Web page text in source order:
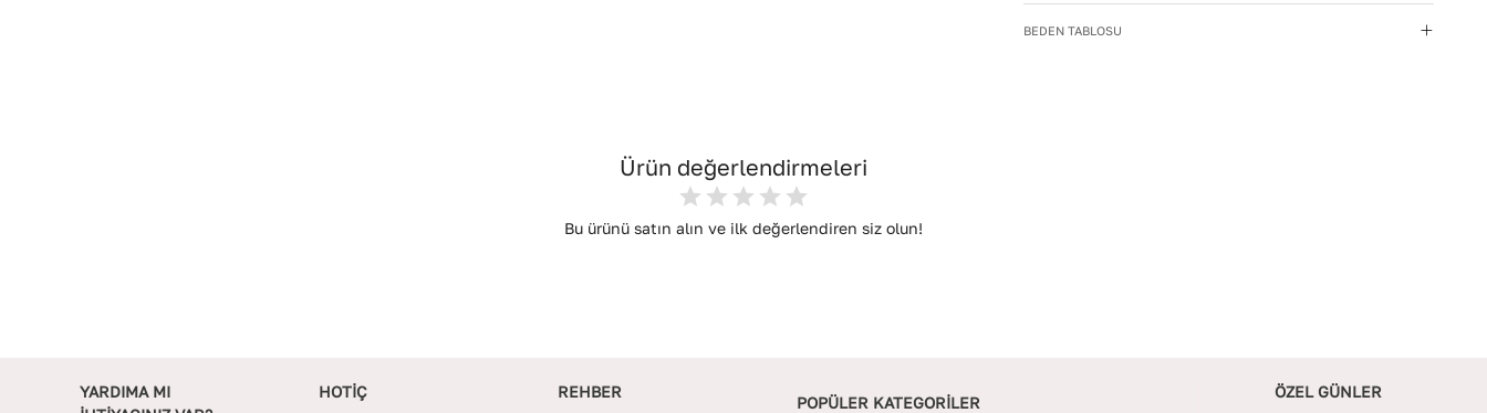
Menşei:Türkiye
BEDEN TABLOSU
Ürün değerlendirmeleri
Bu ürünü satın alın ve ilk değerlendiren siz olun!
YARDIMA MI
HOTİÇ REHBER
POPÜLER KATEGORİLER
ÖZEL GÜNLER